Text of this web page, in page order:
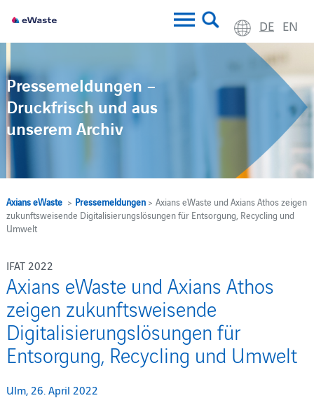
DE EN
Pressemeldungen –
Druckfrisch und aus
unserem Archiv
Axians eWaste> Pressemeldungen> Axians eWaste und Axians Athos zeigen
zukunftsweisende Digitalisierungslösungen für Entsorgung, Recycling und
Umwelt
IFAT 2022
Axians eWaste und Axians Athos
zeigen zukunftsweisende
Digitalisierungslösungen für
Entsorgung, Recycling und Umwelt
Ulm, 26. April 2022